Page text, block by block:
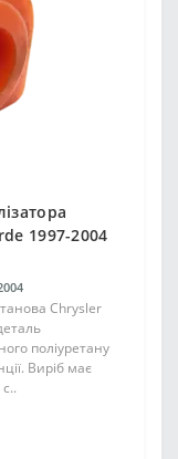
1997-2004
Chrysler
поліуретану
Виріб має